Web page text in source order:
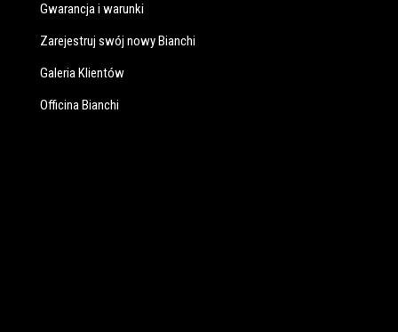
Gwarancja i warunki
Zarejestruj swój nowy Bianchi
Galeria Klientów
Officina Bianchi